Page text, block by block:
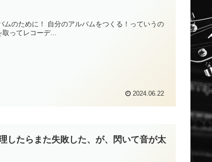
ムのために！ 自分のアルバムをつくる！っていうの
ってレコーデ...
2024.06.22
したらまた失敗した、が、閃いて音が太